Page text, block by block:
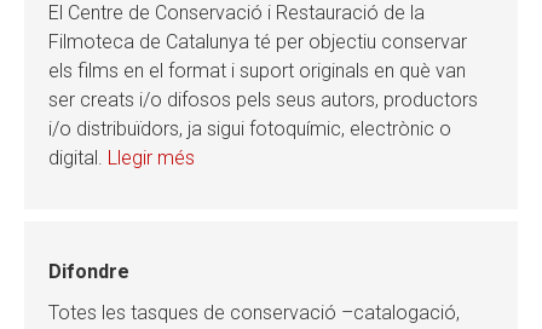
El Centre de Conservació i Restauració de la
Filmoteca de Catalunya té per objectiu conservar
els films en el format i suport originals en què van
ser creats i/o difosos pels seus autors, productors
i/o distribuïdors, ja sigui fotoquímic, electrònic o
digital. Llegir més
Difondre
Totes les tasques de conservació –catalogació,